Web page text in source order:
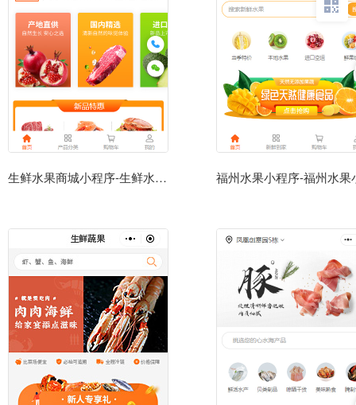
生鲜水果商城小程序-生鲜水果商城小程序模板